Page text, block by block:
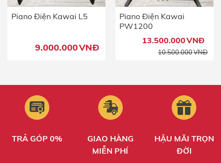
Piano Điện Kawai L5
9.000.000VNĐ
Piano Điện Kawai
PW1200
10.500.000VNĐ
13.500.000VNĐ
TRẢ GÓP 0%
GIAO HÀNG
MIỄN PHÍ
HẬU MÃI TRỌN
ĐỜI